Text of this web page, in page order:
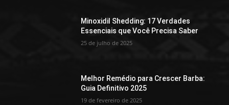
Minoxidil Shedding: 17 Verdades
Essenciais que Você Precisa Saber
25 de julho de 2025
Melhor Remédio para Crescer Barba:
Guia Definitivo 2025
19 de fevereiro de 2025